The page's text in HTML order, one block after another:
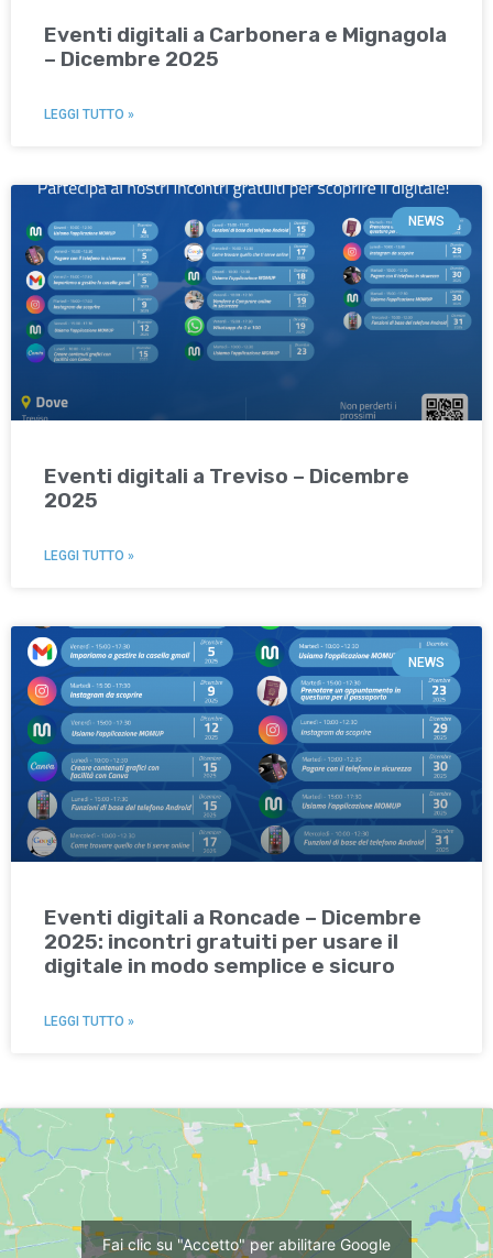
Eventi digitali a Carbonera e Mignagola
– Dicembre 2025
LEGGI TUTTO »
NEWS
Eventi digitali a Treviso – Dicembre
2025
LEGGI TUTTO »
NEWS
Eventi digitali a Roncade – Dicembre
2025: incontri gratuiti per usare il
digitale in modo semplice e sicuro
LEGGI TUTTO »
Fai clic su "Accetto" per abilitare Google